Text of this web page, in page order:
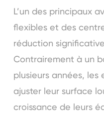
L’un des principaux
flexibles et des
réduction
Contrairement à un
plusieurs années, les
ajuster leur surface
croissance de leurs